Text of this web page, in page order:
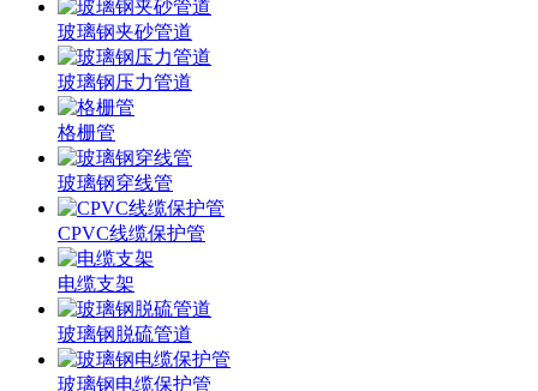
玻璃钢夹砂管道
玻璃钢压力管道
格栅管
玻璃钢穿线管
CPVC线缆保护管
电缆支架
玻璃钢脱硫管道
玻璃钢电缆保护管